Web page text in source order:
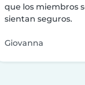
que los miembros
sientan seguros.
Giovanna